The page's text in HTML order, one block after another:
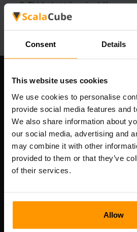
Consent Details
This website uses cookies
We use cookies to personalise
provide social media features and
We also share information about
our social media, advertising and
may combine it with other
provided to them or that they’ve
of their services.
Allow
Thích chơi trên máy chủ!
Công ty chúng tôi
Scalable Hosting Solutions OÜ
Số VAT: EE102133820
Địa chỉ: Harju maakond, Tallinn,
Vesivärava tn 50-201, 10152